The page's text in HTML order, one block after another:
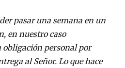
pasar una semana en un
en nuestro caso
obligación personal por
al Señor. Lo que hace